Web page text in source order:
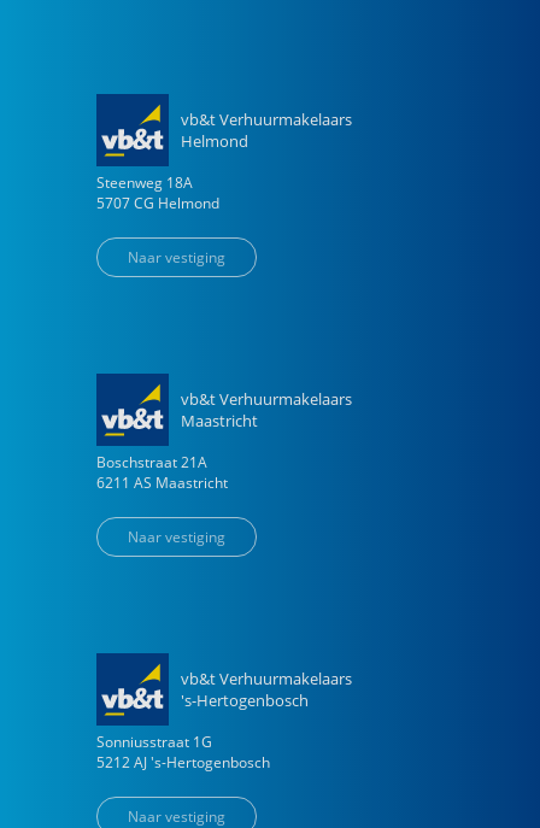
vb&t Verhuurmakelaars
Helmond
Steenweg 18A
5707 CG Helmond
Naar vestiging
vb&t Verhuurmakelaars
Maastricht
Boschstraat 21A
6211 AS Maastricht
Naar vestiging
vb&t Verhuurmakelaars
's-Hertogenbosch
Sonniusstraat 1G
5212 AJ 's-Hertogenbosch
Naar vestiging